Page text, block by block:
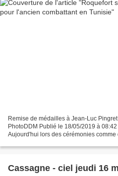
Remise de médailles à Jean-Luc
PhotoDDM Publié le 18/05/2019 à
Aujourd'hui lors des cérémonies
Cassagne - ciel jeudi 16